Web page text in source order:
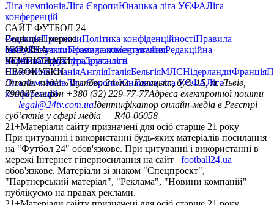
Ліга чемпіонівЛіга ЄвропиЮнацька ліга УЄФАЛіга
конференцій
САЙТ ФУТБОЛ 24
РедакціяПрогнозиПолітика конфіденційностіПравила
сайтуКонтактиПравила коментуванняРедакційна
політикаСтруктура власності
Соціальні мережі
facebookxyoutubeinstagramtelegramviber
УКРАЇНА
УкраїнаПерша лігаДруга ліга
ЧЕМПІОНАТИ
НімеччинаІспаніяАнгліяІталіяБельгіяМЛСНідерландиФранція
ЄВРОКУБКИ
Ліга чемпіонівЛіга ЄвропиЮнацька ліга УЄФАЛіга
конференцій
Онлайн-медіа «Футбол 24»пл. Галицька, буд. 15, м. Львів,
79008Телефон +380 (32) 229-77-77Адреса електронної пошти
— legal@24tv.com.uaІдентифікатор онлайн-медіа в Реєстрі
суб’єктів у сфері медіа — R40-06058
21+Матеріали сайту призначені для осіб старше 21 року
При цитуванні і використанні будь-яких матеріалів посилання
на "Футбол 24" обов'язкове. При цитуванні і використанні в
мережі Інтернет гіперпосилання на сайт
football24.ua
обов'язкове. Матеріали зі знаком "Спецпроект",
"Партнерський матеріал", "Реклама", "Новини компаній"
публікуємо на правах реклами.